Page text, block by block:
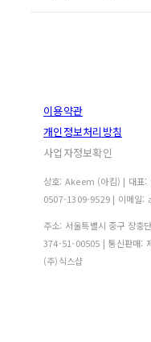
이용약관
개인정보처리방침
사업자정보확인
상호: Akeem (아킴) | 대표:
0507-1309-9529 | 이메
주소: 서울특별시 중구 장충
374-51-00505 | 통신판매:
(주)식스샵